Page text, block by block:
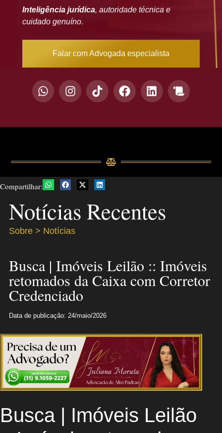
Inteligência jurídica, autoridade técnica e
cuidado genuíno.
Falar com Advogada especialista
Compartilhar:
Notícias Recentes
Sobre > Notícias
Busca | Imóveis Leilão :: Imóveis
retomados da Caixa com Corretor
Credenciado
Data de publicação: 24/maio/2026
Busca | Imóveis Leilão